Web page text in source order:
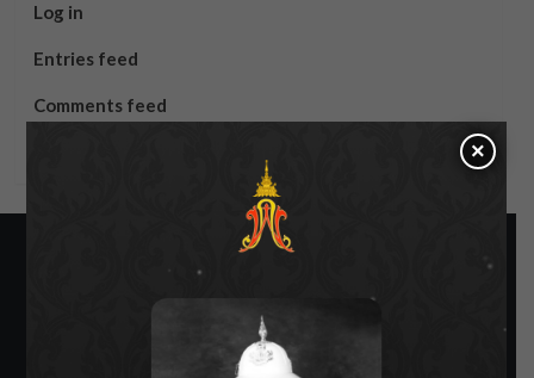
Log in
Entries feed
Comments feed
×